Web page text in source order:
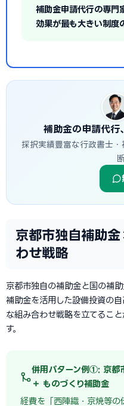
補助金申請代行の専門
効果が最も大きい制度
補助金の申請代行
採択実績豊富な行政書士
京都市独自補助
わせ戦略
京都市独自の補助金と国の補
補助金を活用した設備投資の
な組み合わせ戦略を立てるこ
す。
併用パターン例①: 京都
＋ ものづくり補助金
経費を「西陣織・京焼等の